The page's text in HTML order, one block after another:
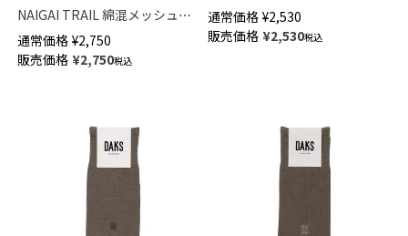
NAIGAI TRAIL 綿混メッシュで
乾きやすい 短ツバ帽子 登山 ア
ウトドア用 SHORT BRIM CAP
2nd 抗菌防臭加工 【365日最短
通常価格 ¥2,750
販売価格 ¥2,750税込
ル綿 多色 リブ ワンポイント刺
しゅう クルー丈 ビジネス カジ
ュアル メンズ ソックス
通常価格 ¥2,530
販売価格 ¥2,530税込